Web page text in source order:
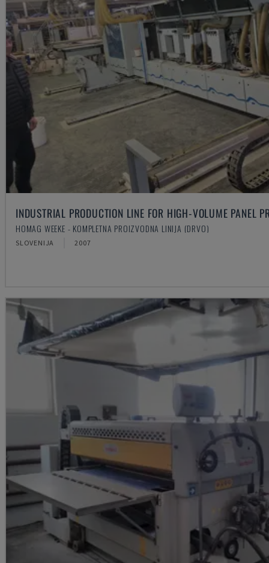
INDUSTRIAL PRODUCTION LINE FOR HIGH-VOLUME PANEL
HOMAG WEEKE - KOMPLETNA PROIZVODNA LINIJA (DRVO)
SLOVENIJA 2007